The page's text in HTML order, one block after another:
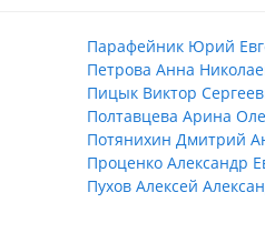
Парафейник Юрий
Петрова Анна
Пицык Виктор
Полтавцева Арина
Потянихин Дмитрий
Проценко Александр
Пухов Алексей